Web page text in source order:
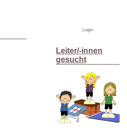
Login
Leiter/-innen
gesucht